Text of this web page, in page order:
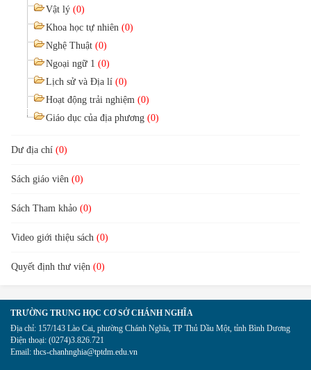
Vật lý (0)
Khoa học tự nhiên (0)
Nghệ Thuật (0)
Ngoại ngữ 1 (0)
Lịch sử và Địa lí (0)
Hoạt động trải nghiệm (0)
Giáo dục của địa phương (0)
Dư địa chí (0)
Sách giáo viên (0)
Sách Tham khảo (0)
Video giới thiệu sách (0)
Quyết định thư viện (0)
TRƯỜNG TRUNG HỌC CƠ SỞ CHÁNH NGHĨA
Địa chỉ: 157/143 Lào Cai, phường Chánh Nghĩa, TP Thủ Dầu Một, tỉnh Bình Dương
Điện thoại: (0274)3.826.721
Email: thcs-chanhnghia@tptdm.edu.vn